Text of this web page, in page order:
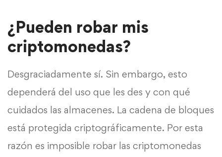
¿Pueden robar mis
criptomonedas?
Desgraciadamente sí. Sin embargo, esto
dependerá del uso que les des y con qué
cuidados las almacenes. La cadena de bloques
está protegida criptográficamente. Por esta
razón es imposible robar las criptomonedas